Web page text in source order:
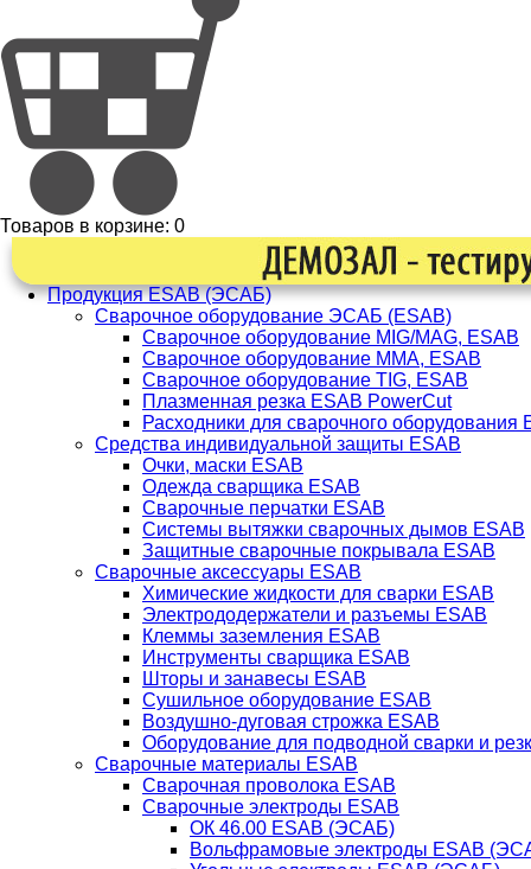
Товаров в корзине: 0
Продукция ESAB (ЭСАБ)
Сварочное оборудование ЭСАБ (ESAB)
Сварочное оборудование MIG/MAG, ESAB
Сварочное оборудование ММА, ESAB
Сварочное оборудование TIG, ESAB
Плазменная резка ESAB PowerCut
Расходники для сварочного оборудования
Средства индивидуальной защиты ESAB
Очки, маски ESAB
Одежда сварщика ESAB
Сварочные перчатки ESAB
Системы вытяжки сварочных дымов ESAB
Защитные сварочные покрывала ESAB
Сварочные аксессуары ESAB
Химические жидкости для сварки ESAB
Электрододержатели и разъемы ESAB
Клеммы заземления ESAB
Инструменты сварщика ESAB
Шторы и занавесы ESAB
Сушильное оборудование ESAB
Воздушно-дуговая строжка ESAB
Оборудование для подводной сварки и
Сварочные материалы ESAB
Сварочная проволока ESAB
Сварочные электроды ESAB
ОК 46.00 ESAB (ЭСАБ)
Вольфрамовые электроды ESAB